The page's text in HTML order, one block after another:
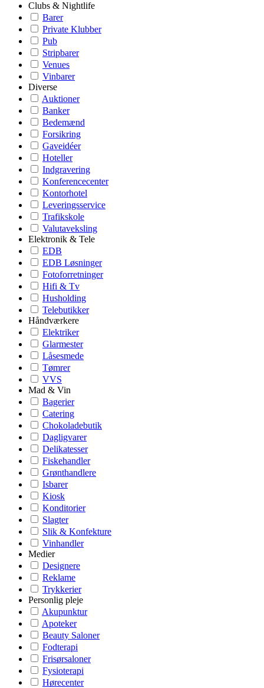
Clubs & Nightlife
Barer
Private Klubber
Pub
Stripbarer
Venues
Vinbarer
Diverse
Auktioner
Banker
Bedemænd
Forsikring
Gaveidéer
Hoteller
Indgravering
Konferencecenter
Kontorhotel
Leveringsservice
Trafikskole
Valutaveksling
Elektronik & Tele
EDB
EDB Løsninger
Fotoforretninger
Hifi & Tv
Husholding
Telebutikker
Håndværkere
Elektriker
Glarmester
Låsesmede
Tømrer
VVS
Mad & Vin
Bagerier
Catering
Chokoladebutik
Dagligvarer
Delikatesser
Fiskehandler
Grønthandlere
Isbarer
Kiosk
Konditorier
Slagter
Slik & Konfekture
Vinhandler
Medier
Designere
Reklame
Trykkerier
Personlig pleje
Akupunktur
Apoteker
Beauty Saloner
Fodterapi
Frisørsaloner
Fysioterapi
Hørecenter